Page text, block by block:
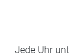
Jede Uhr